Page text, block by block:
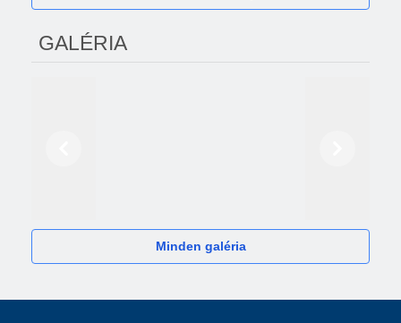
GALÉRIA
Minden galéria